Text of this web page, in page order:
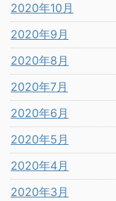
2020年10月
2020年9月
2020年8月
2020年7月
2020年6月
2020年5月
2020年4月
2020年3月